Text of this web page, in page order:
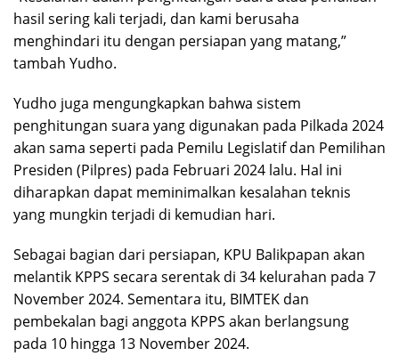
hasil sering kali terjadi, dan kami berusaha
menghindari itu dengan persiapan yang matang,”
tambah Yudho.
Yudho juga mengungkapkan bahwa sistem
penghitungan suara yang digunakan pada Pilkada 2024
akan sama seperti pada Pemilu Legislatif dan Pemilihan
Presiden (Pilpres) pada Februari 2024 lalu. Hal ini
diharapkan dapat meminimalkan kesalahan teknis
yang mungkin terjadi di kemudian hari.
Sebagai bagian dari persiapan, KPU Balikpapan akan
melantik KPPS secara serentak di 34 kelurahan pada 7
November 2024. Sementara itu, BIMTEK dan
pembekalan bagi anggota KPPS akan berlangsung
pada 10 hingga 13 November 2024.